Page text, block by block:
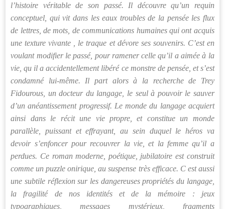
l’histoire véritable de son passé. Il découvre qu’un requin
conceptuel, qui vit dans les eaux troubles de la pensée les flux
de lettres, de mots, de communications humaines qui ont acquis
une texture vivante , le traque et dévore ses souvenirs. C’est en
voulant modifier le passé, pour ramener celle qu’il a aimée à la
vie, qu il a accidentellement libéré ce monstre de pensée, et s’est
condamné lui-même. Il part alors à la recherche de Trey
Fidourous, un docteur du langage, le seul à pouvoir le sauver
d’un anéantissement progressif. Le monde du langage acquiert
ainsi dans le récit une vie propre, et constitue un monde
parallèle, puissant et effrayant, au sein duquel le héros va
devoir s’enfoncer pour recouvrer la vie, et la femme qu’il a
perdues. Ce roman moderne, poétique, jubilatoire est construit
comme un puzzle onirique, au suspense très efficace. C est aussi
une subtile réflexion sur les dangereuses propriétés du langage,
la fragilité de nos identités et de la mémoire : jeux
typographiques, messages mystérieux, fragments